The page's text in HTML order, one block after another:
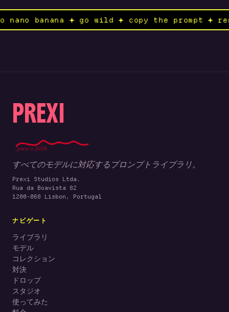
to nano banana ✦ go wild ✦ copy
PREXI
prexi x 2026
すべてのモデルに対応するプロンプトライブラリ。
Prexi Studios Ltda.
Rua da Boavista 82
1200-068 Lisbon, Portugal
ナビゲート
ライブラリ
モデル
コレクション
対決
ドロップ
スタジオ
使ってみた